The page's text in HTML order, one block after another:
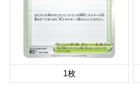
1枚